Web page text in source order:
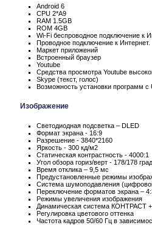
Android 6
CPU 2*A9
RAM 1.5GB
ROM 4GB
Wi-Fi беспроводное подключение к
Проводное подключение к Интернет.
Маркет приложений
Встроенный браузер
Youtube
Средства просмотра Youtube
Skype (текст, голос)
Возможность установки программ с
Изображение
Светодиодная подсветка – DLED
Формат экрана - 16:9
Разрешение - 3840*2160
Яркость - 300 кд/м2
Статическая контрастность - 4000:1
Угол обзора гориз/верт - 178/178
Время отклика – 9,5 мс
Предустановленные режимы
Система шумоподавления
Переключение форматов экрана –
Режимы увеличения изображения
Динамическая система КОНТРАСТ +
Регулировка цветового оттенка
Частота кадров 50/60 Гц в